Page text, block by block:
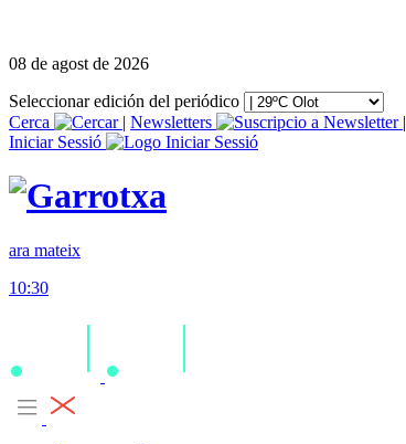
08 de agost de 2026
Seleccionar edición del periódico
Cerca
| Newsletters
|
Iniciar Sessió
ara mateix
10:30